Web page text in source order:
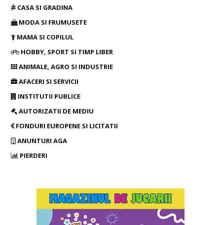
CASA SI GRADINA
MODA SI FRUMUSETE
MAMA SI COPILUL
HOBBY, SPORT SI TIMP LIBER
ANIMALE, AGRO SI INDUSTRIE
AFACERI SI SERVICII
INSTITUTII PUBLICE
AUTORIZATII DE MEDIU
FONDURI EUROPENE SI LICITATII
ANUNTURI AGA
PIERDERI